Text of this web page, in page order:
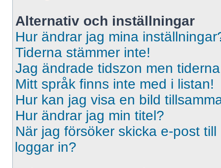
Alternativ och inställningar
Hur ändrar jag mina
Tiderna stämmer inte!
Jag ändrade tidszon men
Mitt språk finns inte med i listan!
Hur kan jag visa en bild
Hur ändrar jag min titel?
När jag försöker skicka e-post
loggar in?